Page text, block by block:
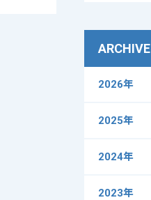
ARCHIVE
2026年
2025年
2024年
2023年